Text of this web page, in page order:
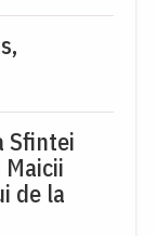
Sfintei
Maicii
de la